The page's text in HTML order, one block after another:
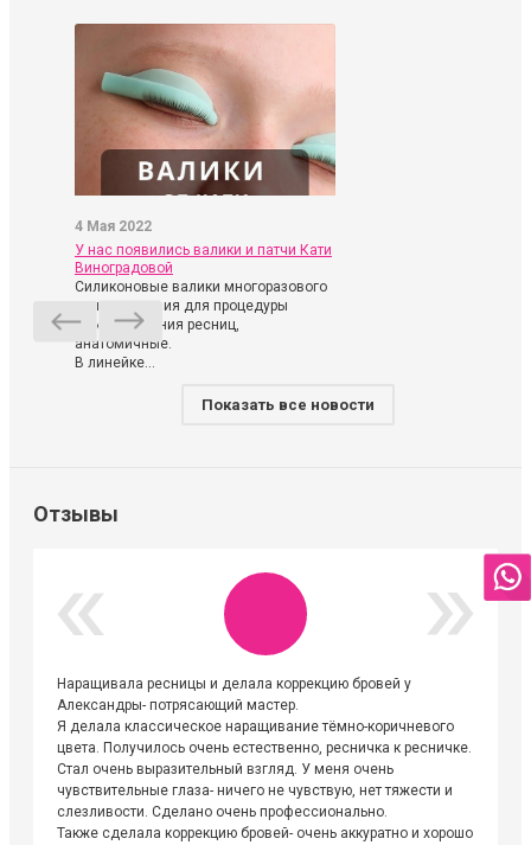
4 Мая 2022
У нас появились валики и патчи Кати
Виноградовой
Силиконовые валики многоразового
использования для процедуры
ламинирования ресниц,
анатомичные.
В линейке...
Показать все новости
Отзывы
Наращивала ресницы и делала коррекцию бровей у
Александры- потрясающий мастер.
Я делала классическое наращивание тёмно-коричневого
цвета. Получилось очень естественно, ресничка к ресничке.
Стал очень выразительный взгляд. У меня очень
чувствительные глаза- ничего не чувствую, нет тяжести и
слезливости. Сделано очень профессионально.
Также сделала коррекцию бровей- очень аккуратно и хорошо